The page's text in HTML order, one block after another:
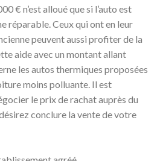
€ n’est alloué que si l’auto est
réparable. Ceux qui ont en leur
peuvent aussi profiter de la
aide avec un montant allant
les autos thermiques proposées
moins polluante. Il est
le prix de rachat auprès du
conclure la vente de votre